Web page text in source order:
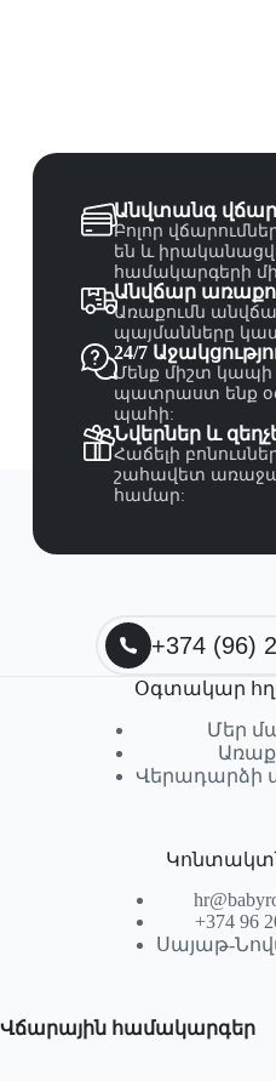
Անվտանգ
Բոլոր
են և
համակարգերի
Անվճար
Առաքումն
պայմանները
24/7
Մենք միշտ կապի
պատրաստ ենք
պահի:
Նվերներ և
Հաճելի
շահավետ
համար:
+374 (96)
Օգտակար
Մեր
Վերադարձի
+374 96
Սայաթ-
Վճարային համակարգեր